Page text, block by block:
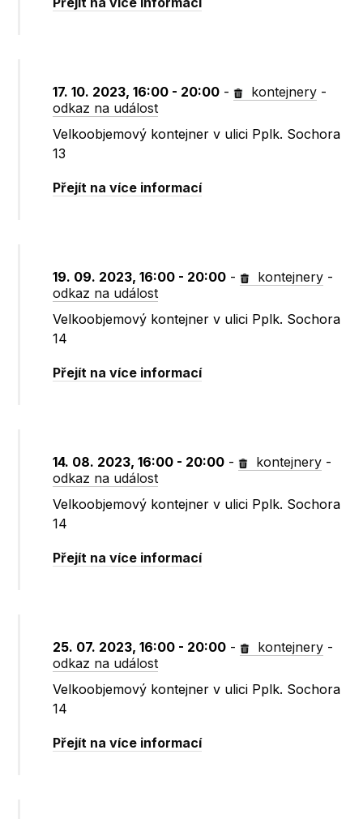
17. 10. 2023, 16:00 - 20:00 - kontejnery -
odkaz na událost
Velkoobjemový kontejner v ulici Pplk. Sochora
13
Přejít na více informací
19. 09. 2023, 16:00 - 20:00 - kontejnery -
odkaz na událost
Velkoobjemový kontejner v ulici Pplk. Sochora
14
Přejít na více informací
14. 08. 2023, 16:00 - 20:00 - kontejnery -
odkaz na událost
Velkoobjemový kontejner v ulici Pplk. Sochora
14
Přejít na více informací
25. 07. 2023, 16:00 - 20:00 - kontejnery -
odkaz na událost
Velkoobjemový kontejner v ulici Pplk. Sochora
14
Přejít na více informací